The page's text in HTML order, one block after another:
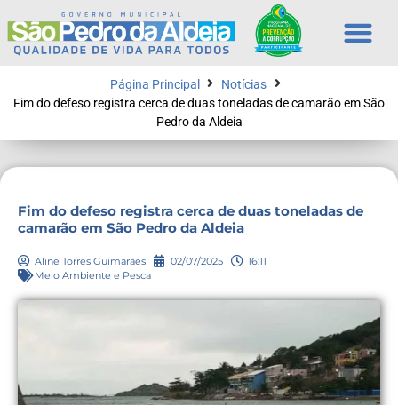
Página Principal
Notícias
Fim do defeso registra cerca de duas toneladas de camarão em São
Pedro da Aldeia
Fim do defeso registra cerca de duas toneladas de
camarão em São Pedro da Aldeia
Aline Torres Guimarães 02/07/2025
16:11
Meio Ambiente e Pesca